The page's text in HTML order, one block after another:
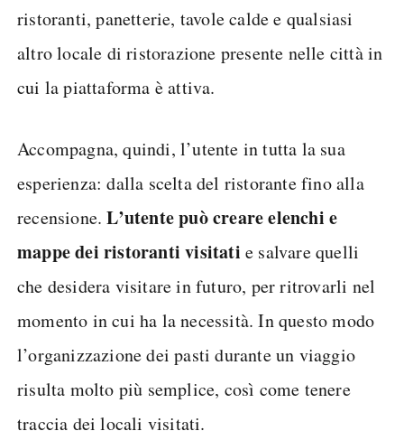
ristoranti, panetterie, tavole calde e qualsiasi
altro locale di ristorazione presente nelle città in
cui la piattaforma è attiva.
Accompagna, quindi, l’utente in tutta la sua
esperienza: dalla scelta del ristorante fino alla
recensione.L’utente può creare elenchi e
mappe dei ristoranti visitati e salvare quelli
che desidera visitare in futuro, per ritrovarli nel
momento in cui ha la necessità. In questo modo
l’organizzazione dei pasti durante un viaggio
risulta molto più semplice, così come tenere
traccia dei locali visitati.